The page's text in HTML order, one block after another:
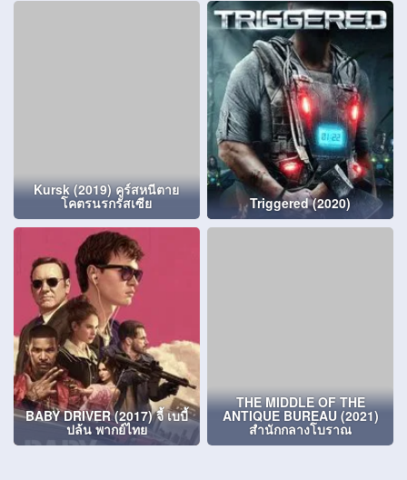
Kursk (2019) คูร์สหนีตาย
โคตรนรกรัสเซีย Triggered (2020)
BABY DRIVER (2017) จี้ เบบี้
ปล้น พากย์ไทย
THE MIDDLE OF THE
ANTIQUE BUREAU (2021)
สำนักกลางโบราณ